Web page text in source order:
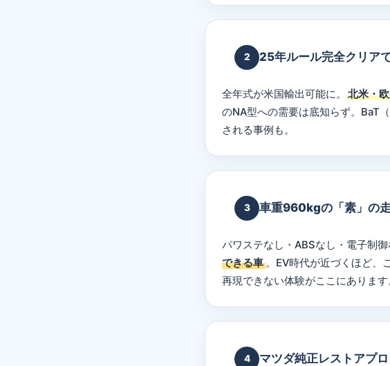
2 25年ルール完全クリア
全年式が米国輸出可能に。 北米・
のNA型への需要は底知らず。
される事例も。
3 車重960kgの「素」の
パワステなし・ABSなし・電子制
できる車 。EV時代が近づくほど、
再現できない体験がここにあります
4 マツダ純正レストアプ